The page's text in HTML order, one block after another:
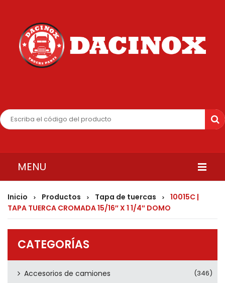
MENU
INICIO
QUIENES SOMOS
Inicio > Productos > Tapa de tuercas >
10015C |
TAPA TUERCA CROMADA 15/16″ X 1 1/4″ DOMO
CATEGORÍAS
Accesorios de camiones (346)